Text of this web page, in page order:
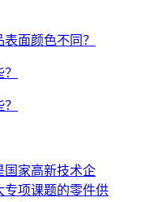
面颜色不同？
国家高新技术企
专项课题的零件供